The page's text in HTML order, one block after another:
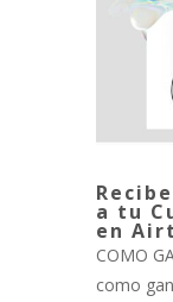
a tu
en
COMO
como